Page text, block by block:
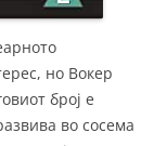
но Вокер
број е
во сосема